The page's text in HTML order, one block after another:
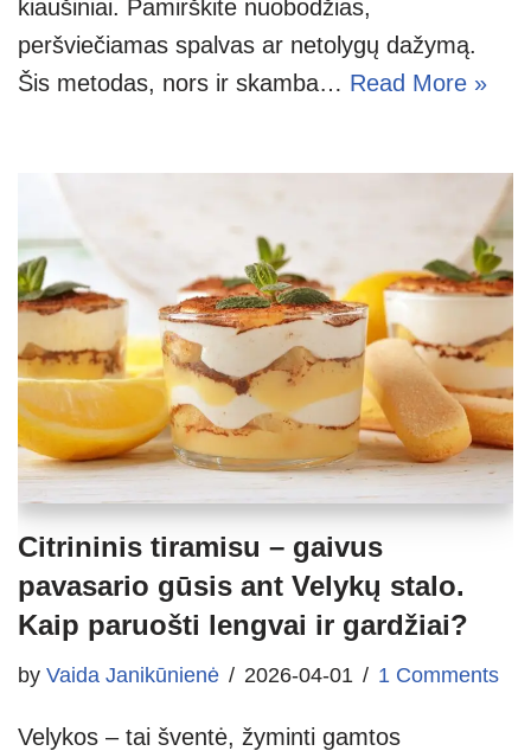
kiaušiniai. Pamirškite nuobodžias,
peršviečiamas spalvas ar netolygų dažymą.
Šis metodas, nors ir skamba… Read More »
Citrininis tiramisu – gaivus
pavasario gūsis ant Velykų stalo.
Kaip paruošti lengvai ir gardžiai?
by Vaida Janikūnienė 2026-04-01 1 Comments
Velykos – tai šventė, žyminti gamtos